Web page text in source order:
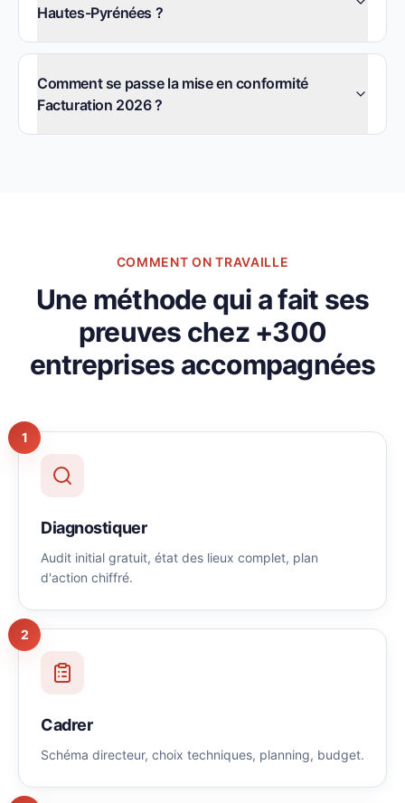
Hautes-Pyrénées ?
Comment se passe la mise en conformité
Facturation 2026 ?
COMMENT ON TRAVAILLE
Une méthode qui a fait ses
preuves chez +300
entreprises accompagnées
1
Diagnostiquer
Audit initial gratuit, état des lieux complet, plan
d'action chiffré.
2
Cadrer
Schéma directeur, choix techniques, planning, budget.